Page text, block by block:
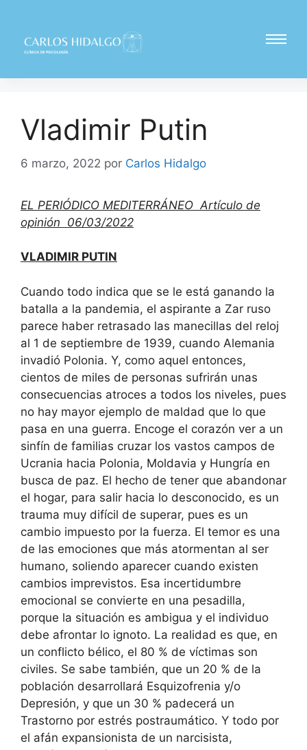
Vladimir Putin
6 marzo, 2022 por Carlos Hidalgo
EL PERIÓDICO MEDITERRÁNEO Artículo de
opinión 06/03/2022
VLADIMIR PUTIN
Cuando todo indica que se le está ganando la
batalla a la pandemia, el aspirante a Zar ruso
parece haber retrasado las manecillas del reloj
al 1 de septiembre de 1939, cuando Alemania
invadió Polonia. Y, como aquel entonces,
cientos de miles de personas sufrirán unas
consecuencias atroces a todos los niveles, pues
no hay mayor ejemplo de maldad que lo que
pasa en una guerra. Encoge el corazón ver a un
sinfín de familias cruzar los vastos campos de
Ucrania hacia Polonia, Moldavia y Hungría en
busca de paz. El hecho de tener que abandonar
el hogar, para salir hacia lo desconocido, es un
trauma muy difícil de superar, pues es un
cambio impuesto por la fuerza. El temor es una
de las emociones que más atormentan al ser
humano, soliendo aparecer cuando existen
cambios imprevistos. Esa incertidumbre
emocional se convierte en una pesadilla,
porque la situación es ambigua y el individuo
debe afrontar lo ignoto. La realidad es que, en
un conflicto bélico, el 80 % de víctimas son
civiles. Se sabe también, que un 20 % de la
población desarrollará Esquizofrenia y/o
Depresión, y que un 30 % padecerá un
Trastorno por estrés postraumático. Y todo por
el afán expansionista de un narcisista,